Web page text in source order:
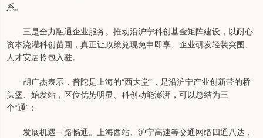
系。
三是全力融通企业服务。推动沿沪宁科创基金矩阵建设，以耐心
资本浇灌科创苗圃，真正让政策兑现免申即享、企业研发轻装突围、
人才安居拎包入驻。
胡广杰表示，普陀是上海的“西大堂”，是沿沪宁产业创新带的桥
头堡、始发站，区位优势明显、科创动能澎湃，可以总结为三
个“通”：
发展机遇一路畅通。上海西站、沪宁高速等交通网络四通八达，